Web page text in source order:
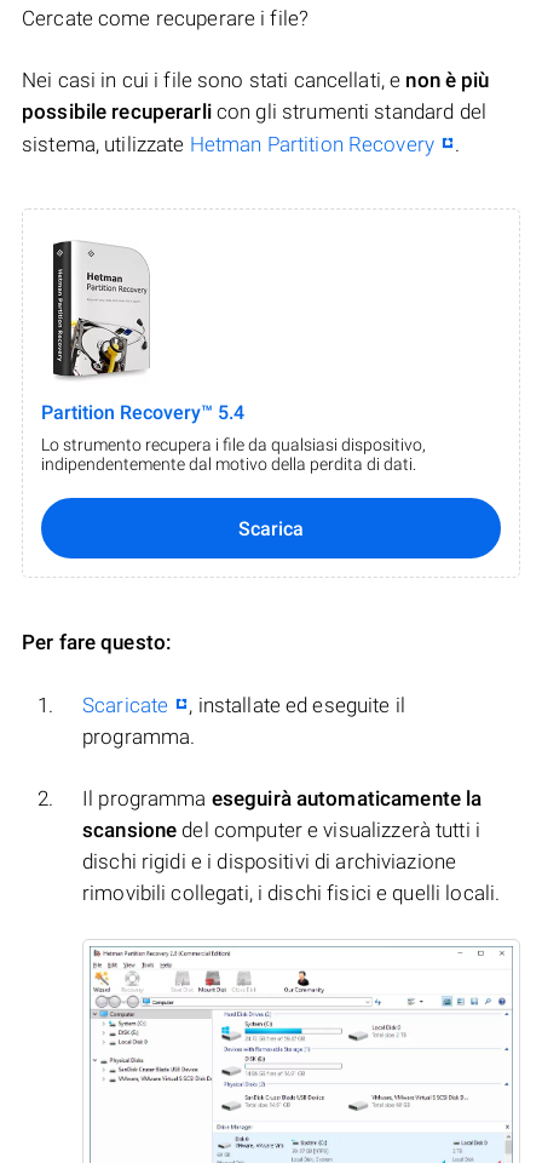
Cercate come recuperare i file?
Nei casi in cui i file sono stati cancellati, e non è più
possibile recuperarlicon gli strumenti standard del
sistema, utilizzate Hetman Partition Recovery .
Partition Recovery™ 5.4
Lo strumento recupera i file da qualsiasi dispositivo,
indipendentemente dal motivo della perdita di dati.
Scarica
Per fare questo:
Scaricate
, installate ed eseguite il
programma.
Il programma eseguirà automaticamente la
scansione del computer e visualizzerà tutti i
dischi rigidi e i dispositivi di archiviazione
rimovibili collegati, i dischi fisici e quelli locali.